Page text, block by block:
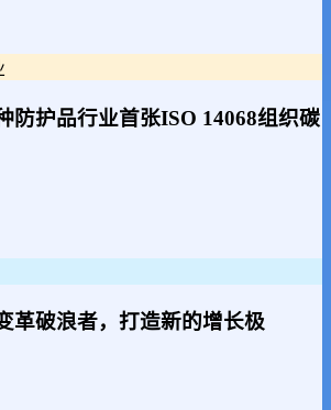
防护品行业首张ISO 14068组织碳
革破浪者，打造新的增长极